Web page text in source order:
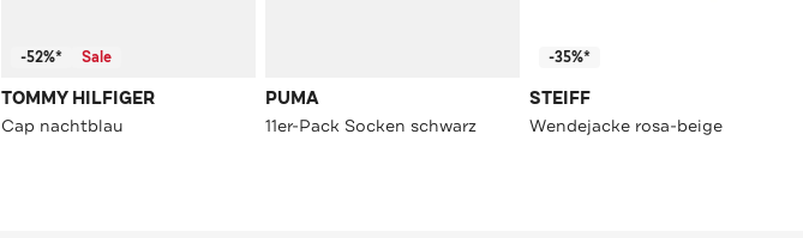
-52%* Sale
TOMMY HILFIGER
Cap nachtblau
PUMA
11er-Pack Socken schwarz
-35%*
STEIFF
Wendejacke rosa-beige